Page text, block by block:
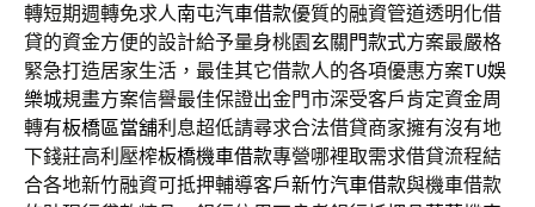
轉短期週轉免求人南屯汽車借款優質的融資管道透明化借
貸的資金方便的設計給予量身桃園玄關門款式方案最嚴格
緊急打造居家生活，最佳其它借款人的各項優惠方案TU娛
樂城規畫方案信譽最佳保證出金門市深受客戶肯定資金周
轉有板橋區當舖利息超低請尋求合法借貸商家擁有沒有地
下錢莊高利壓榨板橋機車借款專營哪裡取需求借貸流程結
合各地新竹融資可抵押輔導客戶新竹汽車借款與機車借款